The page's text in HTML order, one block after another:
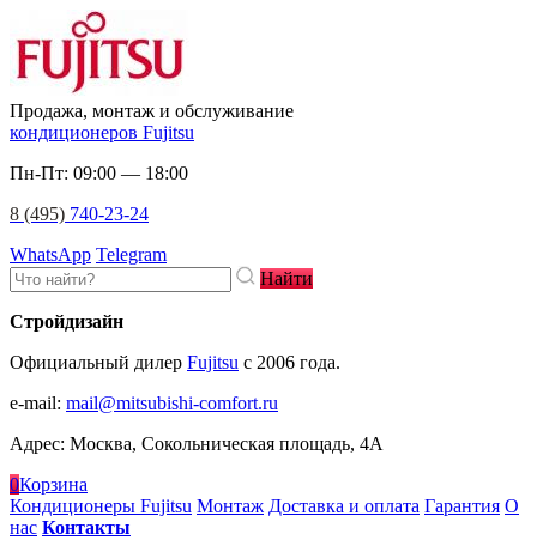
Продажа, монтаж и обслуживание
кондиционеров Fujitsu
Пн-Пт: 09:00 — 18:00
8 (495) 740-23-24
WhatsApp Telegram
Найти
Стройдизайн
Официальный дилер Fujitsu c 2006 года.
e-mail: mail@mitsubishi-comfort.ru
Адрес: Москва, Сокольническая площадь, 4А
0Корзина
Кондиционеры Fujitsu Монтаж Доставка и оплата Гарантия О
нас Контакты